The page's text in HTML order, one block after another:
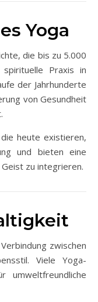
Yoga
die bis zu 5.000
spirituelle Praxis in
der Jahrhunderte
von Gesundheit
heute existieren,
und bieten eine
zu integrieren.
zwischen
Viele Yoga-